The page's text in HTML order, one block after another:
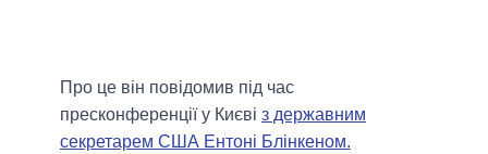
Про це він повідомив під час
пресконференції у Києві з державним
секретарем США Ентоні Блінкеном.